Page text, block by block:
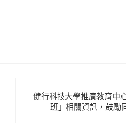
健行科技大學推廣教育中
班」相關資訊，鼓勵